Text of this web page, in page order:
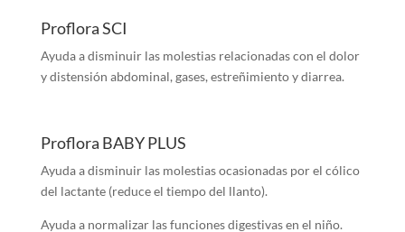
Proflora SCI
Ayuda a disminuir las molestias relacionadas con el dolor
y distensión abdominal, gases, estreñimiento y diarrea.
Proflora BABY PLUS
Ayuda a disminuir las molestias ocasionadas por el cólico
del lactante (reduce el tiempo del llanto).
Ayuda a normalizar las funciones digestivas en el niño.